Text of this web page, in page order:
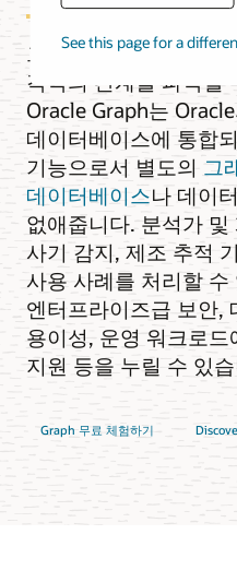
See this page for a
그래프는 데이터 간의
각각의 관계를 파악할
Oracle Graph는
데이터베이스에 통합
기능으로서 별도의 그
데이터베이스나 데이
없애줍니다. 분석가
사기 감지, 제조 추적
사용 사례를 처리할 수
엔터프라이즈급 보안,
용이성, 운영 워크로
지원 등을 누릴 수 있
Graph 무료 체험하기